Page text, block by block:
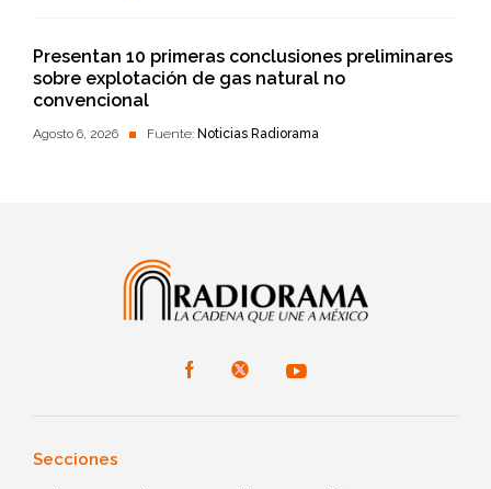
Presentan 10 primeras conclusiones preliminares
sobre explotación de gas natural no
convencional
Agosto 6, 2026 Fuente: Noticias Radiorama
Secciones